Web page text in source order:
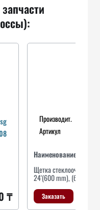
₸
Производит.
Артикул
Наименование
Щетка
24'(600 mm),
Заказать